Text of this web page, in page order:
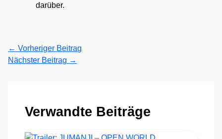
darüber.
← Vorheriger Beitrag
Nächster Beitrag →
Verwandte Beiträge